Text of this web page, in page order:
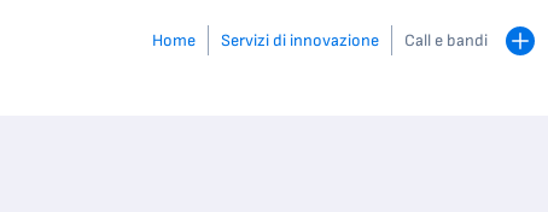
Home Servizi di innovazione Call e bandi